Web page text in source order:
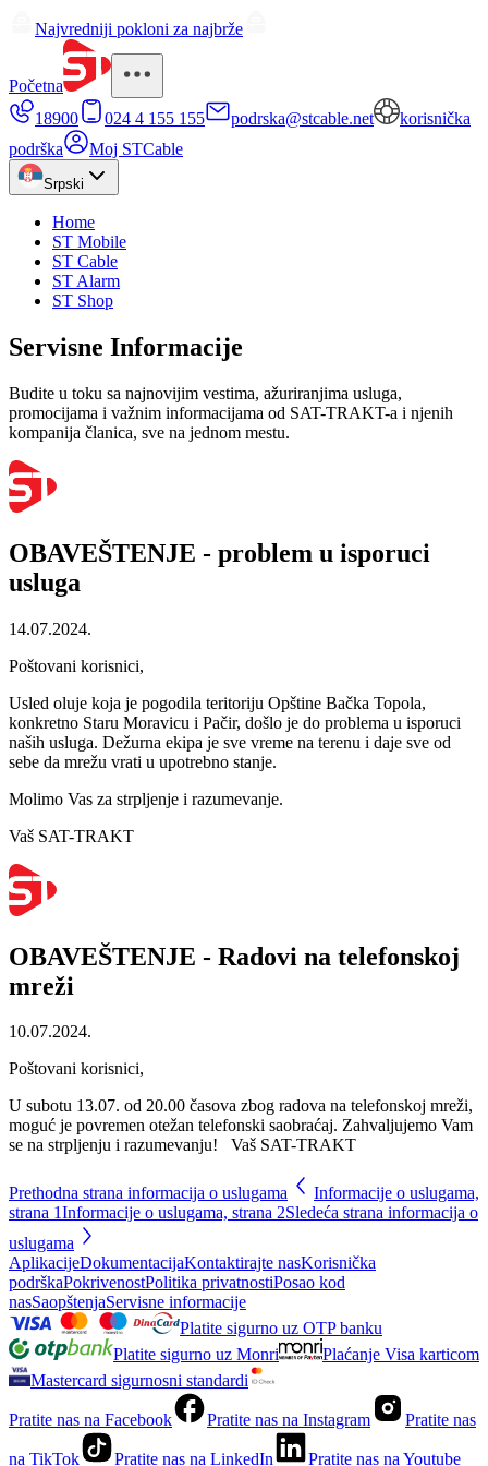
Najvredniji pokloni za najbrže
Početna
18900
024 4 155 155 podrska@stcable.net
korisnička
podrška
Moj STCable
Srpski
Home
ST Mobile
ST Cable
ST Alarm
ST Shop
Servisne Informacije
Budite u toku sa najnovijim vestima, ažuriranjima usluga,
promocijama i važnim informacijama od SAT-TRAKT-a i njenih
kompanija članica, sve na jednom mestu.
OBAVEŠTENJE - problem u isporuci
usluga
14.07.2024.
Poštovani korisnici,
Usled oluje koja je pogodila teritoriju Opštine Bačka Topola,
konkretno Staru Moravicu i Pačir, došlo je do problema u isporuci
naših usluga. Dežurna ekipa je sve vreme na terenu i daje sve od
sebe da mrežu vrati u upotrebno stanje.
Molimo Vas za strpljenje i razumevanje.
Vaš SAT-TRAKT
OBAVEŠTENJE - Radovi na telefonskoj
mreži
10.07.2024.
Poštovani korisnici,
U subotu 13.07. od 20.00 časova zbog radova na telefonskoj mreži,
moguć je povremen otežan telefonski saobraćaj. Zahvaljujemo Vam
se na strpljenju i razumevanju! Vaš SAT-TRAKT
Prethodna strana informacija o uslugama
Informacije o uslugama,
strana 1Informacije o uslugama, strana 2Sledeća strana informacija o
uslugama
AplikacijeDokumentacijaKontaktirajte nasKorisnička
podrškaPokrivenostPolitika privatnostiPosao kod
nasSaopštenjaServisne informacije
Platite sigurno uz OTP banku
Platite sigurno uz Monri
Plaćanje Visa karticom
Mastercard sigurnosni standardi
Pratite nas na Facebook Pratite nas na Instagram Pratite nas
na TikTok Pratite nas na LinkedIn Pratite nas na Youtube